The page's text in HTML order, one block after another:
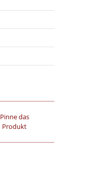
Pinne das
Produkt